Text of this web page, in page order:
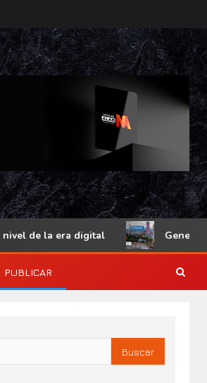
de la era digital Genetec
PUBLICAR